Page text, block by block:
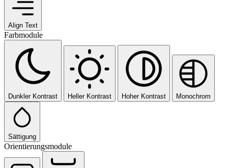
Align Text
Farbmodule
Dunkler Kontrast Heller Kontrast Hoher Kontrast Monochrom
Sättigung
Orientierungsmodule